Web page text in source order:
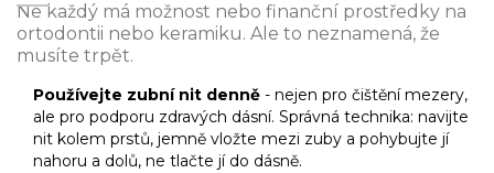
Ne každý má možnost nebo finanční prostředky na
ortodontii nebo keramiku. Ale to neznamená, že
musíte trpět.
Používejte zubní nit denně - nejen pro čištění mezery,
ale pro podporu zdravých dásní. Správná technika: navijte
nit kolem prstů, jemně vložte mezi zuby a pohybujte jí
nahoru a dolů, ne tlačte jí do dásně.